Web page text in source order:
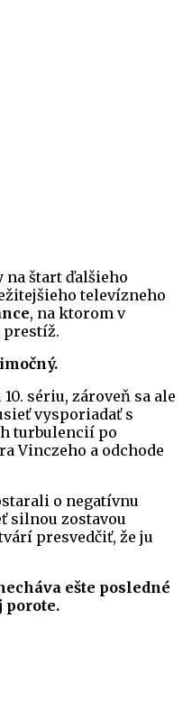
štart ďalšieho
televízneho
, na ktorom v
prestíž.
sériu, zároveň sa ale
vysporiadať s
turbulencií po
Vinczeho a odchode
o negatívnu
silnou zostavou
presvedčiť, že ju
ešte posledné
porote.